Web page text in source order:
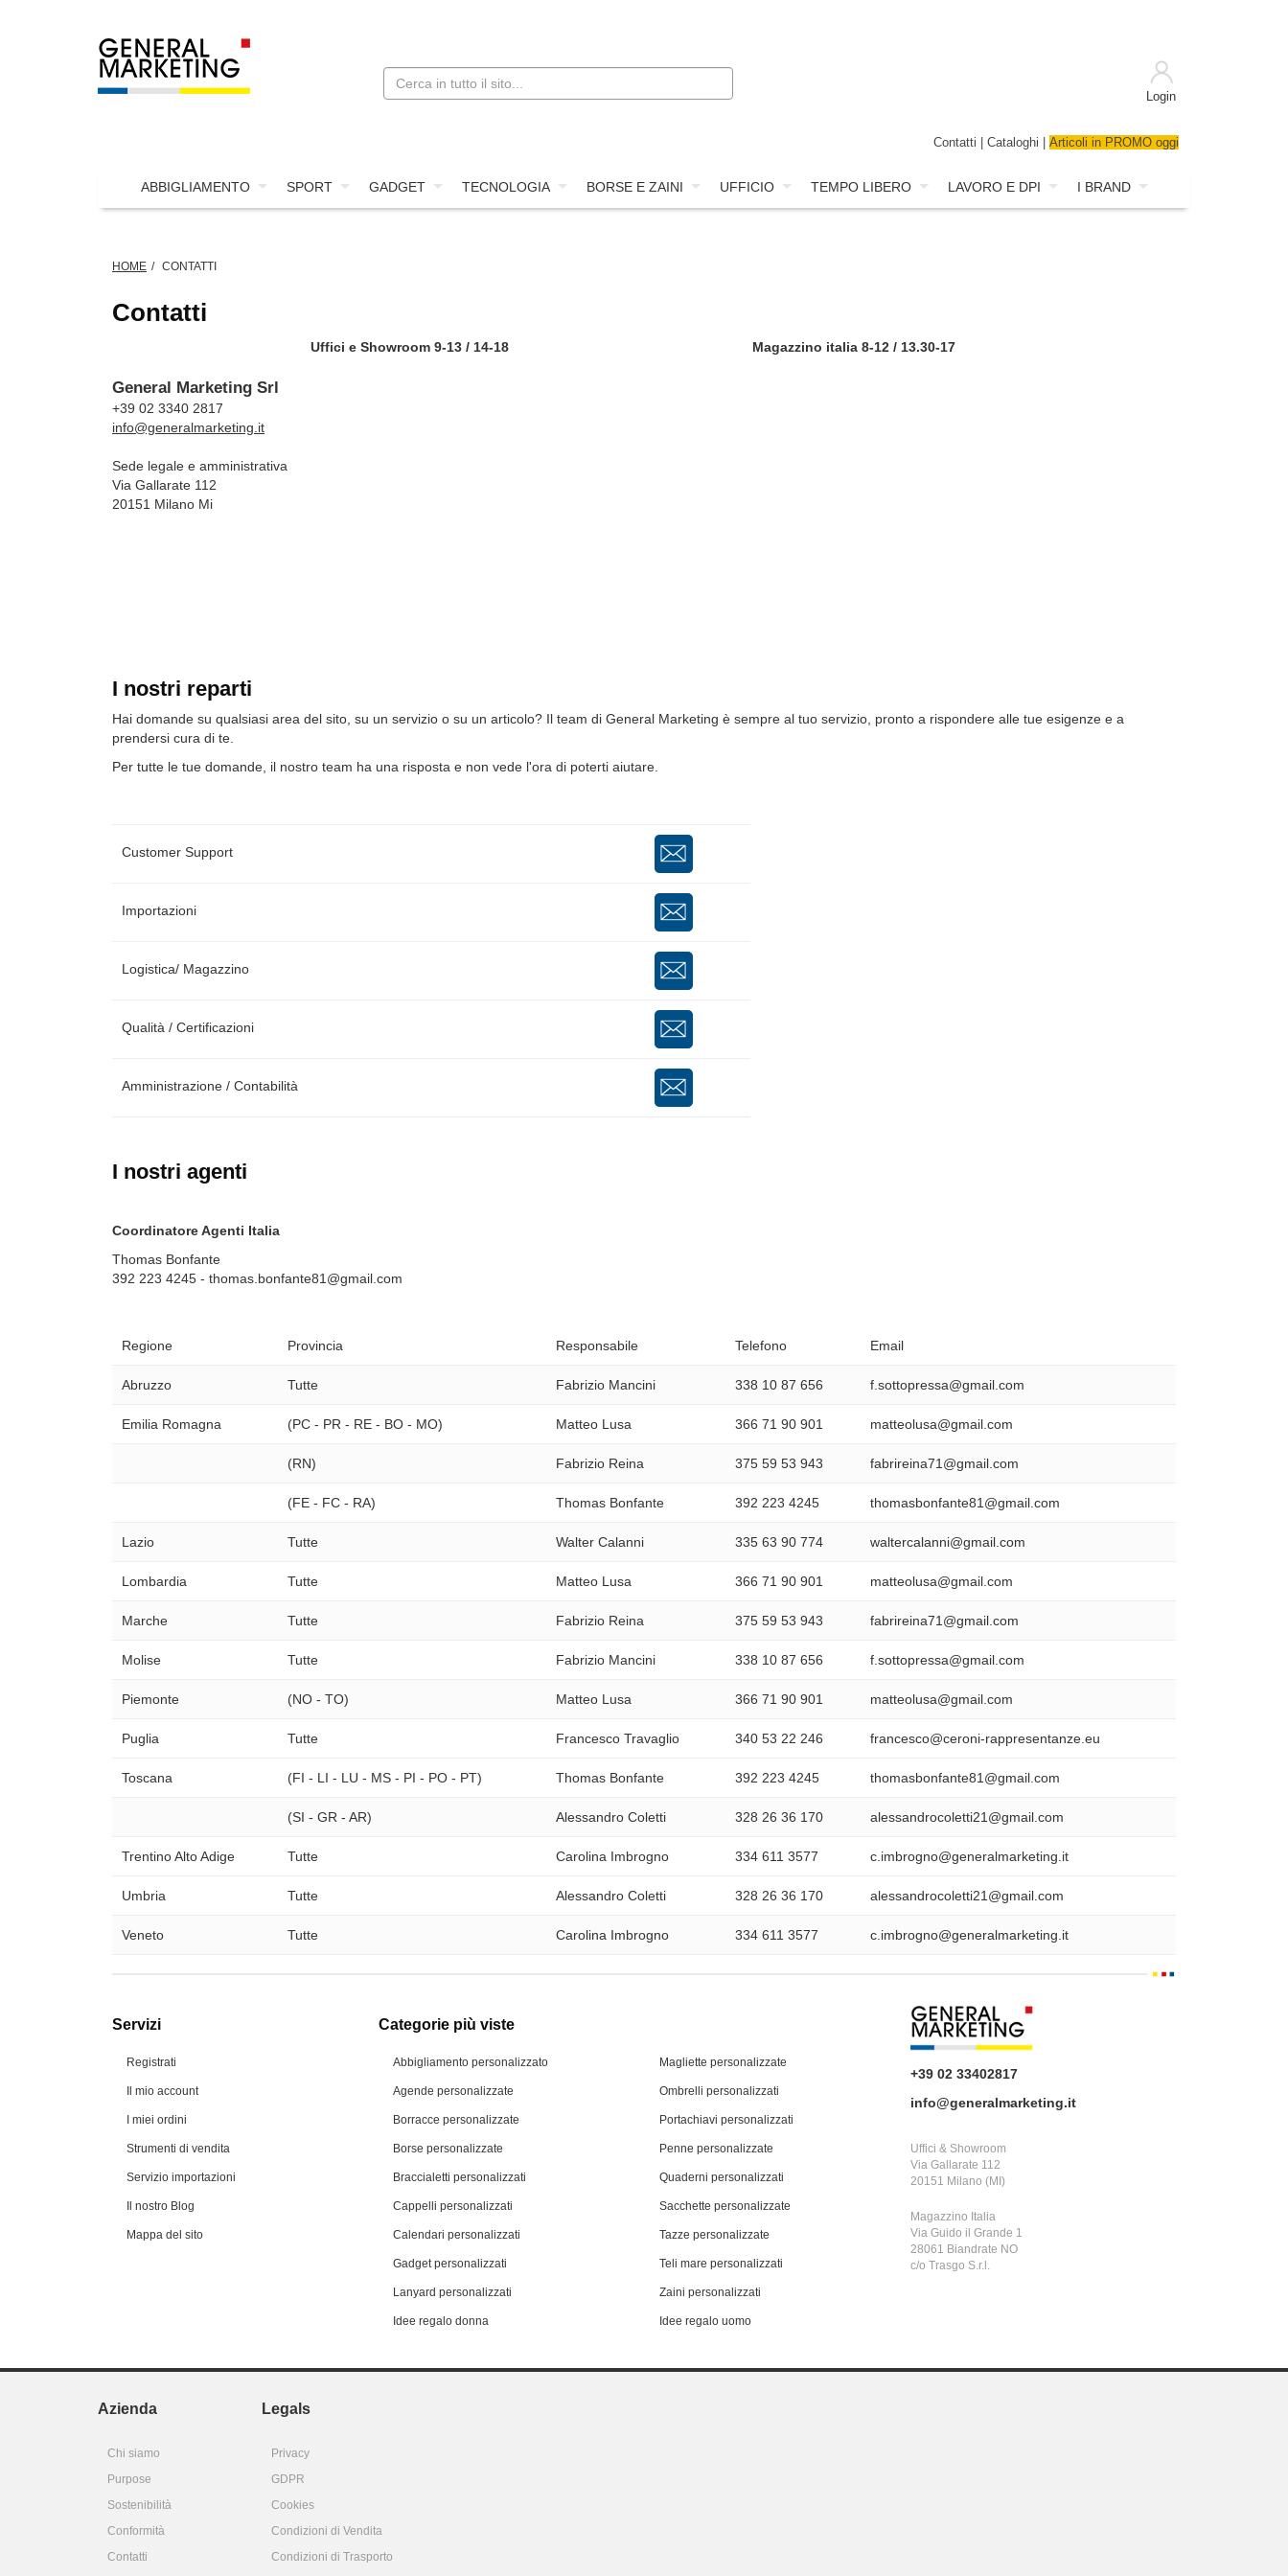
Login
Contatti Cataloghi Articoli in PROMO oggi
ABBIGLIAMENTO SPORT GADGET TECNOLOGIA BORSE E ZAINI UFFICIO TEMPO LIBERO LAVORO E DPI I BRAND
HOME CONTATTI
Contatti
General Marketing Srl
+39 02 3340 2817
info@generalmarketing.it
Sede legale e amministrativa
Via Gallarate 112
20151 Milano Mi
Uffici e Showroom 9-13 / 14-18 Magazzino italia 8-12 / 13.30-17
I nostri reparti
Hai domande su qualsiasi area del sito, su un servizio o su un articolo? Il team di General Marketing è sempre al tuo servizio, pronto a rispondere alle tue esigenze e a
prendersi cura di te.
Per tutte le tue domande, il nostro team ha una risposta e non vede l'ora di poterti aiutare.
Customer Support
Importazioni
Logistica/ Magazzino
Qualità / Certificazioni
Amministrazione / Contabilità
I nostri agenti
Coordinatore Agenti Italia
Thomas Bonfante
392 223 4245 - thomas.bonfante81@gmail.com
Regione Provincia Responsabile Telefono Email
Abruzzo Tutte Fabrizio Mancini 338 10 87 656 f.sottopressa@gmail.com
Emilia Romagna (PC - PR - RE - BO - MO) Matteo Lusa 366 71 90 901 matteolusa@gmail.com
(RN) Fabrizio Reina 375 59 53 943 fabrireina71@gmail.com
(FE - FC - RA) Thomas Bonfante 392 223 4245 thomasbonfante81@gmail.com
Lazio Tutte Walter Calanni 335 63 90 774 waltercalanni@gmail.com
Lombardia Tutte Matteo Lusa 366 71 90 901 matteolusa@gmail.com
Marche Tutte Fabrizio Reina 375 59 53 943 fabrireina71@gmail.com
Molise Tutte Fabrizio Mancini 338 10 87 656 f.sottopressa@gmail.com
Piemonte (NO - TO) Matteo Lusa 366 71 90 901 matteolusa@gmail.com
Puglia Tutte Francesco Travaglio 340 53 22 246 francesco@ceroni-rappresentanze.eu
Toscana (FI - LI - LU - MS - PI - PO - PT) Thomas Bonfante 392 223 4245 thomasbonfante81@gmail.com
(SI - GR - AR) Alessandro Coletti 328 26 36 170 alessandrocoletti21@gmail.com
Trentino Alto Adige Tutte Carolina Imbrogno 334 611 3577 c.imbrogno@generalmarketing.it
Umbria Tutte Alessandro Coletti 328 26 36 170 alessandrocoletti21@gmail.com
Veneto Tutte Carolina Imbrogno 334 611 3577 c.imbrogno@generalmarketing.it
Servizi
Registrati
Il mio account
I miei ordini
Strumenti di vendita
Servizio importazioni
Il nostro Blog
Mappa del sito
Categorie più viste
Abbigliamento personalizzato
Agende personalizzate
Borracce personalizzate
Borse personalizzate
Braccialetti personalizzati
Cappelli personalizzati
Calendari personalizzati
Gadget personalizzati
Lanyard personalizzati
Idee regalo donna
Magliette personalizzate
Ombrelli personalizzati
Portachiavi personalizzati
Penne personalizzate
Quaderni personalizzati
Sacchette personalizzate
Tazze personalizzate
Teli mare personalizzati
Zaini personalizzati
Idee regalo uomo
+39 02 33402817
info@generalmarketing.it
Uffici & Showroom
Via Gallarate 112
20151 Milano (MI)
Magazzino Italia
Via Guido il Grande 1
28061 Biandrate NO
c/o Trasgo S.r.l.
Azienda Legals
Chi siamo
Privacy
Purpose
GDPR
Sostenibilità
Cookies
Conformità
Condizioni di Vendita
Contatti
Condizioni di Trasporto